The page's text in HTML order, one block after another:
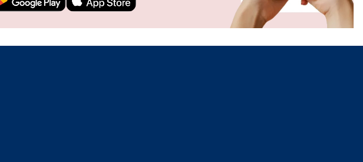
supports eSIM
request an eSIM activation.
you can enjoy the benefits
一个新账户。